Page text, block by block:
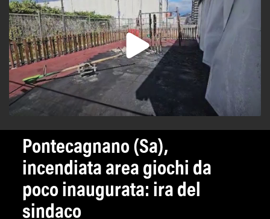
Pontecagnano (Sa),
incendiata area giochi da
poco inaugurata: ira del
sindaco